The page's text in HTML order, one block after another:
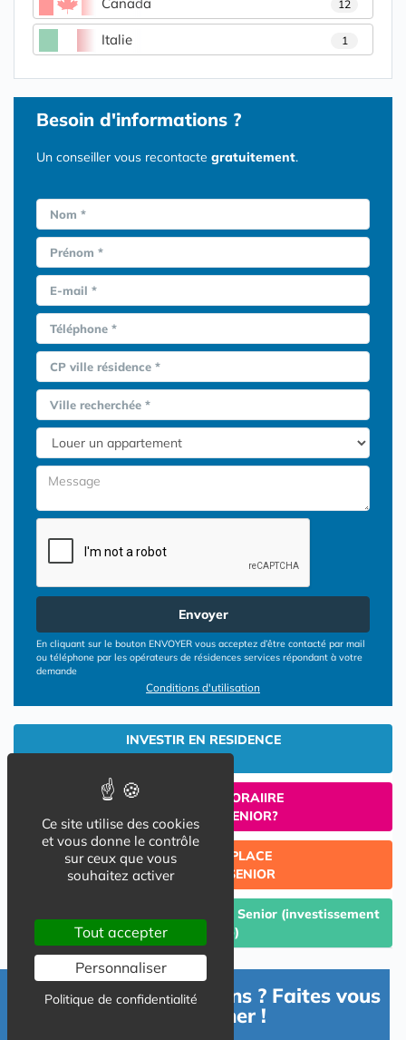
12
Italie 1
Besoin d'informations ?
Un conseiller vous recontacte gratuitement.
Nom *
Prénom *
E-mail *
Téléphone *
CP ville résidence *
Ville recherchée *
Envoyer
En cliquant sur le bouton ENVOYER vous acceptez d’être contacté par mail
ou téléphone par les opérateurs de résidences services répondant à votre
demande
Conditions d'utilisation
INVESTIR EN RESIDENCE
SENIOR
UN SEJOUR TEMPORAIIRE
EN RESIDENCE SENIOR?
TROUVER UNE PLACE
EN RESIDENCE SENIOR
Céder un lot acquis en Résidence Senior (investissement
Lmp/Lmnp)
Besoin d'informations ? Faites vous
accompagner !
Ce site utilise des cookies
et vous donne le contrôle
sur ceux que vous
souhaitez activer
Tout accepter
Personnaliser
Politique de confidentialité